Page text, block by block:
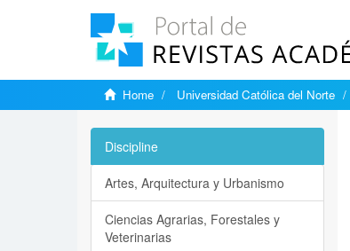
Home Universidad Católica del Norte
Discipline
Artes, Arquitectura y Urbanismo
Ciencias Agrarias, Forestales y
Veterinarias